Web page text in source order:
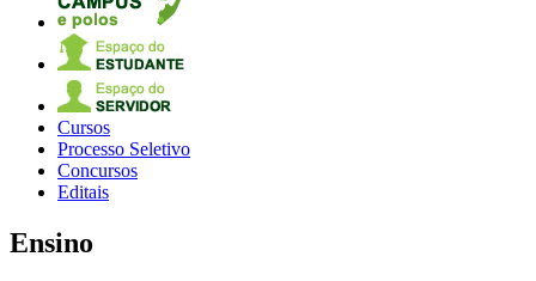
Cursos
Processo Seletivo
Concursos
Editais
Ensino